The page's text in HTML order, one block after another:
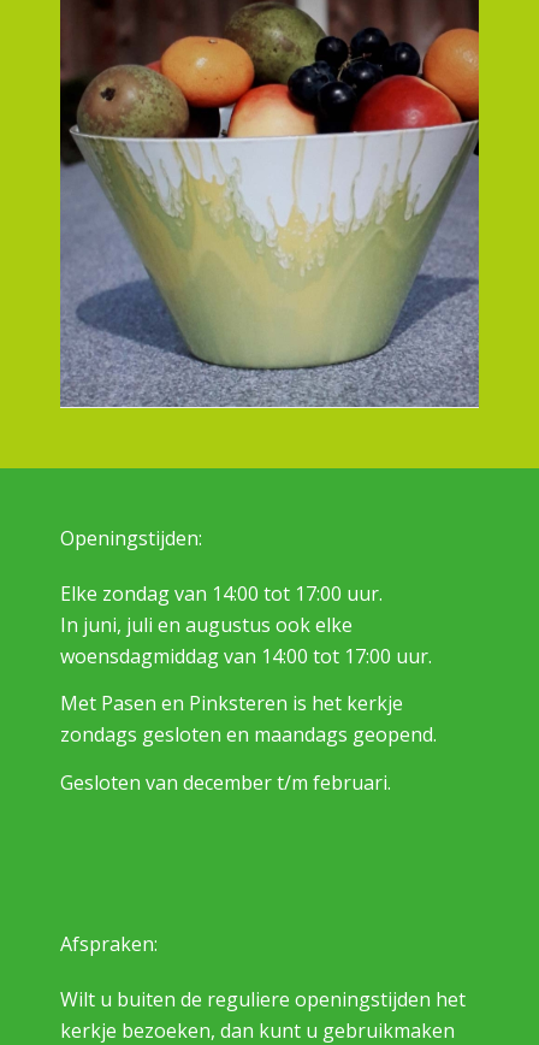
Openingstijden:
Elke zondag van 14:00 tot 17:00 uur.
In juni, juli en augustus ook elke
woensdagmiddag van 14:00 tot 17:00 uur.
Met Pasen en Pinksteren is het kerkje
zondags gesloten en maandags geopend.
Gesloten van december t/m februari.
Afspraken:
Wilt u buiten de reguliere openingstijden het
kerkje bezoeken, dan kunt u gebruikmaken